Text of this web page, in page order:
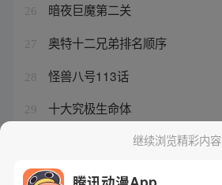
26 暗夜巨魔第二关
27 奥特十二兄弟排名顺序
28 怪兽八号113话
29 十大究极生命体
迪迦奥特曼所有的怪兽继续浏览精彩内容